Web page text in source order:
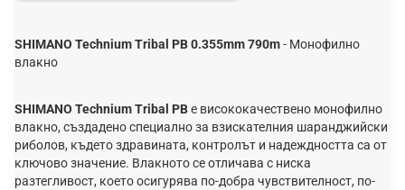
SHIMANO Technium Tribal PB 0.355mm 790m- Монофилно
влакно
SHIMANO Technium Tribal PBе висококачествено монофилно
влакно, създадено специално за взискателния шаранджийски
риболов, където здравината, контролът и надеждността са от
ключово значение. Влакното се отличава с ниска
разтегливост, което осигурява по-добра чувствителност, по-